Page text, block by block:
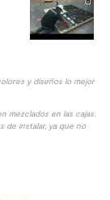
y diseños lo mejor
mezclados en las cajas.
de instalar, ya que no